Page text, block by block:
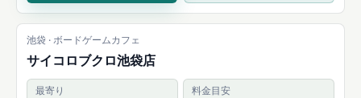
池袋 · ボードゲームカフェ
サイコロブクロ池袋店
最寄り
料金目安